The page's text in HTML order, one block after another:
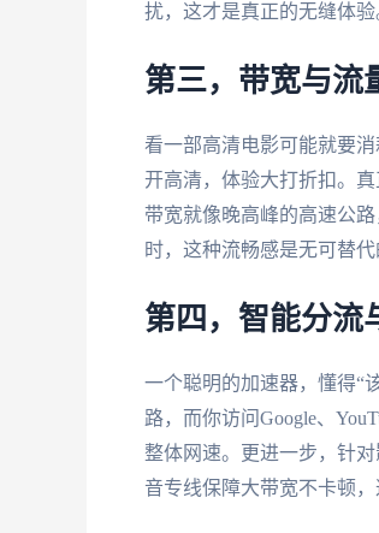
扰，这才是真正的无缝体验
第三，带宽与流
看一部高清电影可能就要
开高清，体验大打折扣。
带宽就像晚高峰的高速公
时，这种流畅感是无可替代
第四，智能分流
一个聪明的加速器，懂得“
路，而你访问Google、
整体网速。更进一步，针
音专线保障大带宽不卡顿